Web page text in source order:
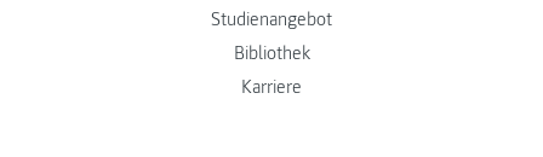
Studienangebot
Bibliothek
Karriere